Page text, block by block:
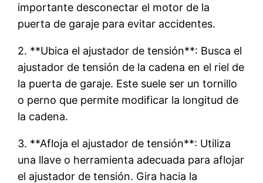
importante desconectar el motor de la
puerta de garaje para evitar accidentes.
2. **Ubica el ajustador de tensión**: Busca el
ajustador de tensión de la cadena en el riel de
la puerta de garaje. Este suele ser un tornillo
o perno que permite modificar la longitud de
la cadena.
3. **Afloja el ajustador de tensión**: Utiliza
una llave o herramienta adecuada para aflojar
el ajustador de tensión. Gira hacia la